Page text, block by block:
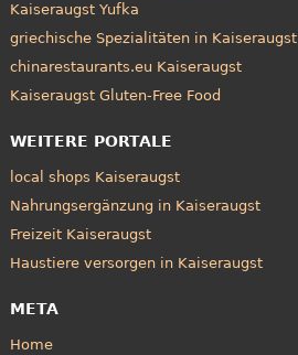
Kaiseraugst Yufka
griechische Spezialitäten in Kaiseraugst
chinarestaurants.eu Kaiseraugst
Kaiseraugst Gluten-Free Food
WEITERE PORTALE
local shops Kaiseraugst
Nahrungsergänzung in Kaiseraugst
Freizeit Kaiseraugst
Haustiere versorgen in Kaiseraugst
META
Home